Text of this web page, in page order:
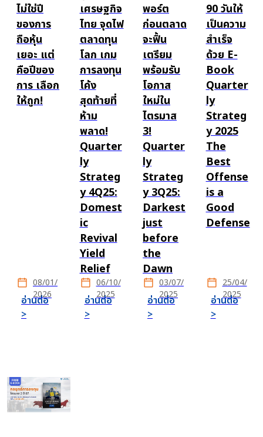
ไม่ใช่ปี
ของการ
ถือหุ้น
เยอะ แต่
คือปีของ
การ เลือก
ให้ถูก!
08/01/
2026
อ่านต่อ
>
เศรษฐกิจ
ไทย จุดไฟ
ตลาดทุน
โลก เกม
การลงทุน
โค้ง
สุดท้ายที่
ห้าม
พลาด!
Quarter
ly
Strateg
y 4Q25:
Domest
ic
Revival
Yield
Relief
06/10/
2025
อ่านต่อ
>
พอร์ต
ก่อนตลาด
จะฟื้น
เตรียม
พร้อมรับ
โอกาส
ใหม่ใน
ไตรมาส
3!
Quarter
ly
Strateg
y 3Q25:
Darkest
just
before
the
Dawn
03/07/
2025
อ่านต่อ
>
90 วันให้
เป็นความ
สำเร็จ
ด้วย E-
Book
Quarter
ly
Strateg
y 2025
The
Best
Offense
is a
Good
Defense
25/04/
2025
อ่านต่อ
>